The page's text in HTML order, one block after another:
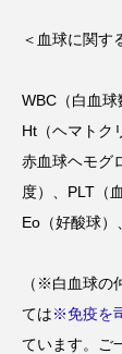
＜血球に関す
WBC（白血球
Ht（ヘマトク
赤血球ヘモグ
度）、PLT（
Eo（好酸球
（※白血球の
ては※免疫を
ています。ご